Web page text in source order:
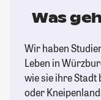
Was
Wir haben
Leben in
wie sie ihre Stadt
oder